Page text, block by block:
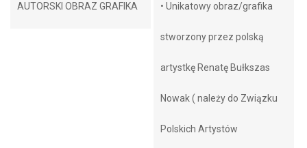
AUTORSKI OBRAZ GRAFIKA • Unikatowy obraz/grafika
stworzony przez polską
artystkę Renatę Bułkszas
Nowak ( należy do Związku
Polskich Artystów